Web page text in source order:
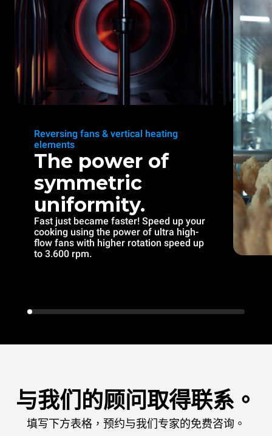
Reversing fans & vertical heating
elements
The power of
symmetric
uniformity.
Fast just became faster! Speed up your
cooking using the power of ultra high-
flow fans with higher rotation speed up
to 3.600 rpm.
与我们的顾问取得联系。
填写下方表格，预约与我们专家的免费咨询。